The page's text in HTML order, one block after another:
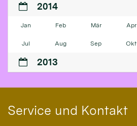
2014
Jan Feb Mär Apr
Jul Aug Sep Okt
2013
Service und Kontakt